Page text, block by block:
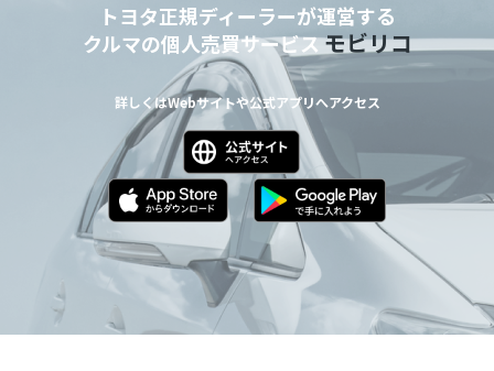
トヨタ正規ディーラーが運営する
クルマの個人売買サービスモビリコ
詳しくはWebサイトや公式アプリへアクセス